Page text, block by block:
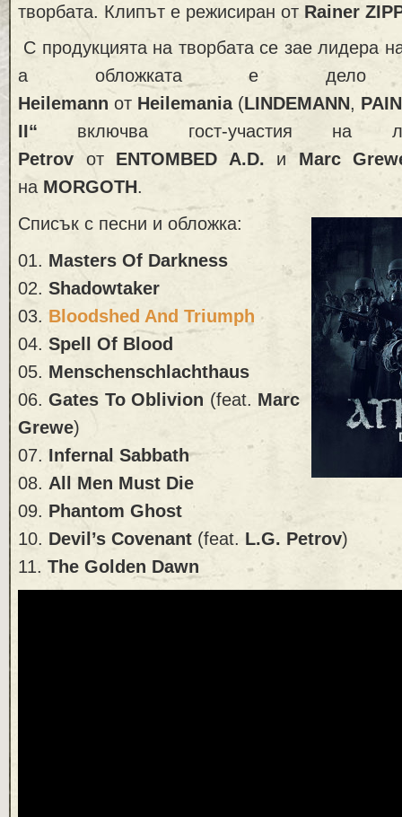
творбата. Клипът е режисиран от Rainer
С продукцията на творбата се зае лидера
а обложката е
Heilemann от Heilemania(LINDEMANN, PAIN
II“ включва гост-участия на
Petrov от ENTOMBED A.D. и Marc
на MORGOTH.
Списък с песни и обложка:
01. Masters Of Darkness
02. Shadowtaker
03. Bloodshed And Triumph
04. Spell Of Blood
05. Menschenschlachthaus
06.Gates To Oblivion (feat. Marc
Grewe)
07. Infernal Sabbath
08. All Men Must Die
09. Phantom Ghost
10. Devil’s Covenant (feat. L.G. Petrov)
11. The Golden Dawn